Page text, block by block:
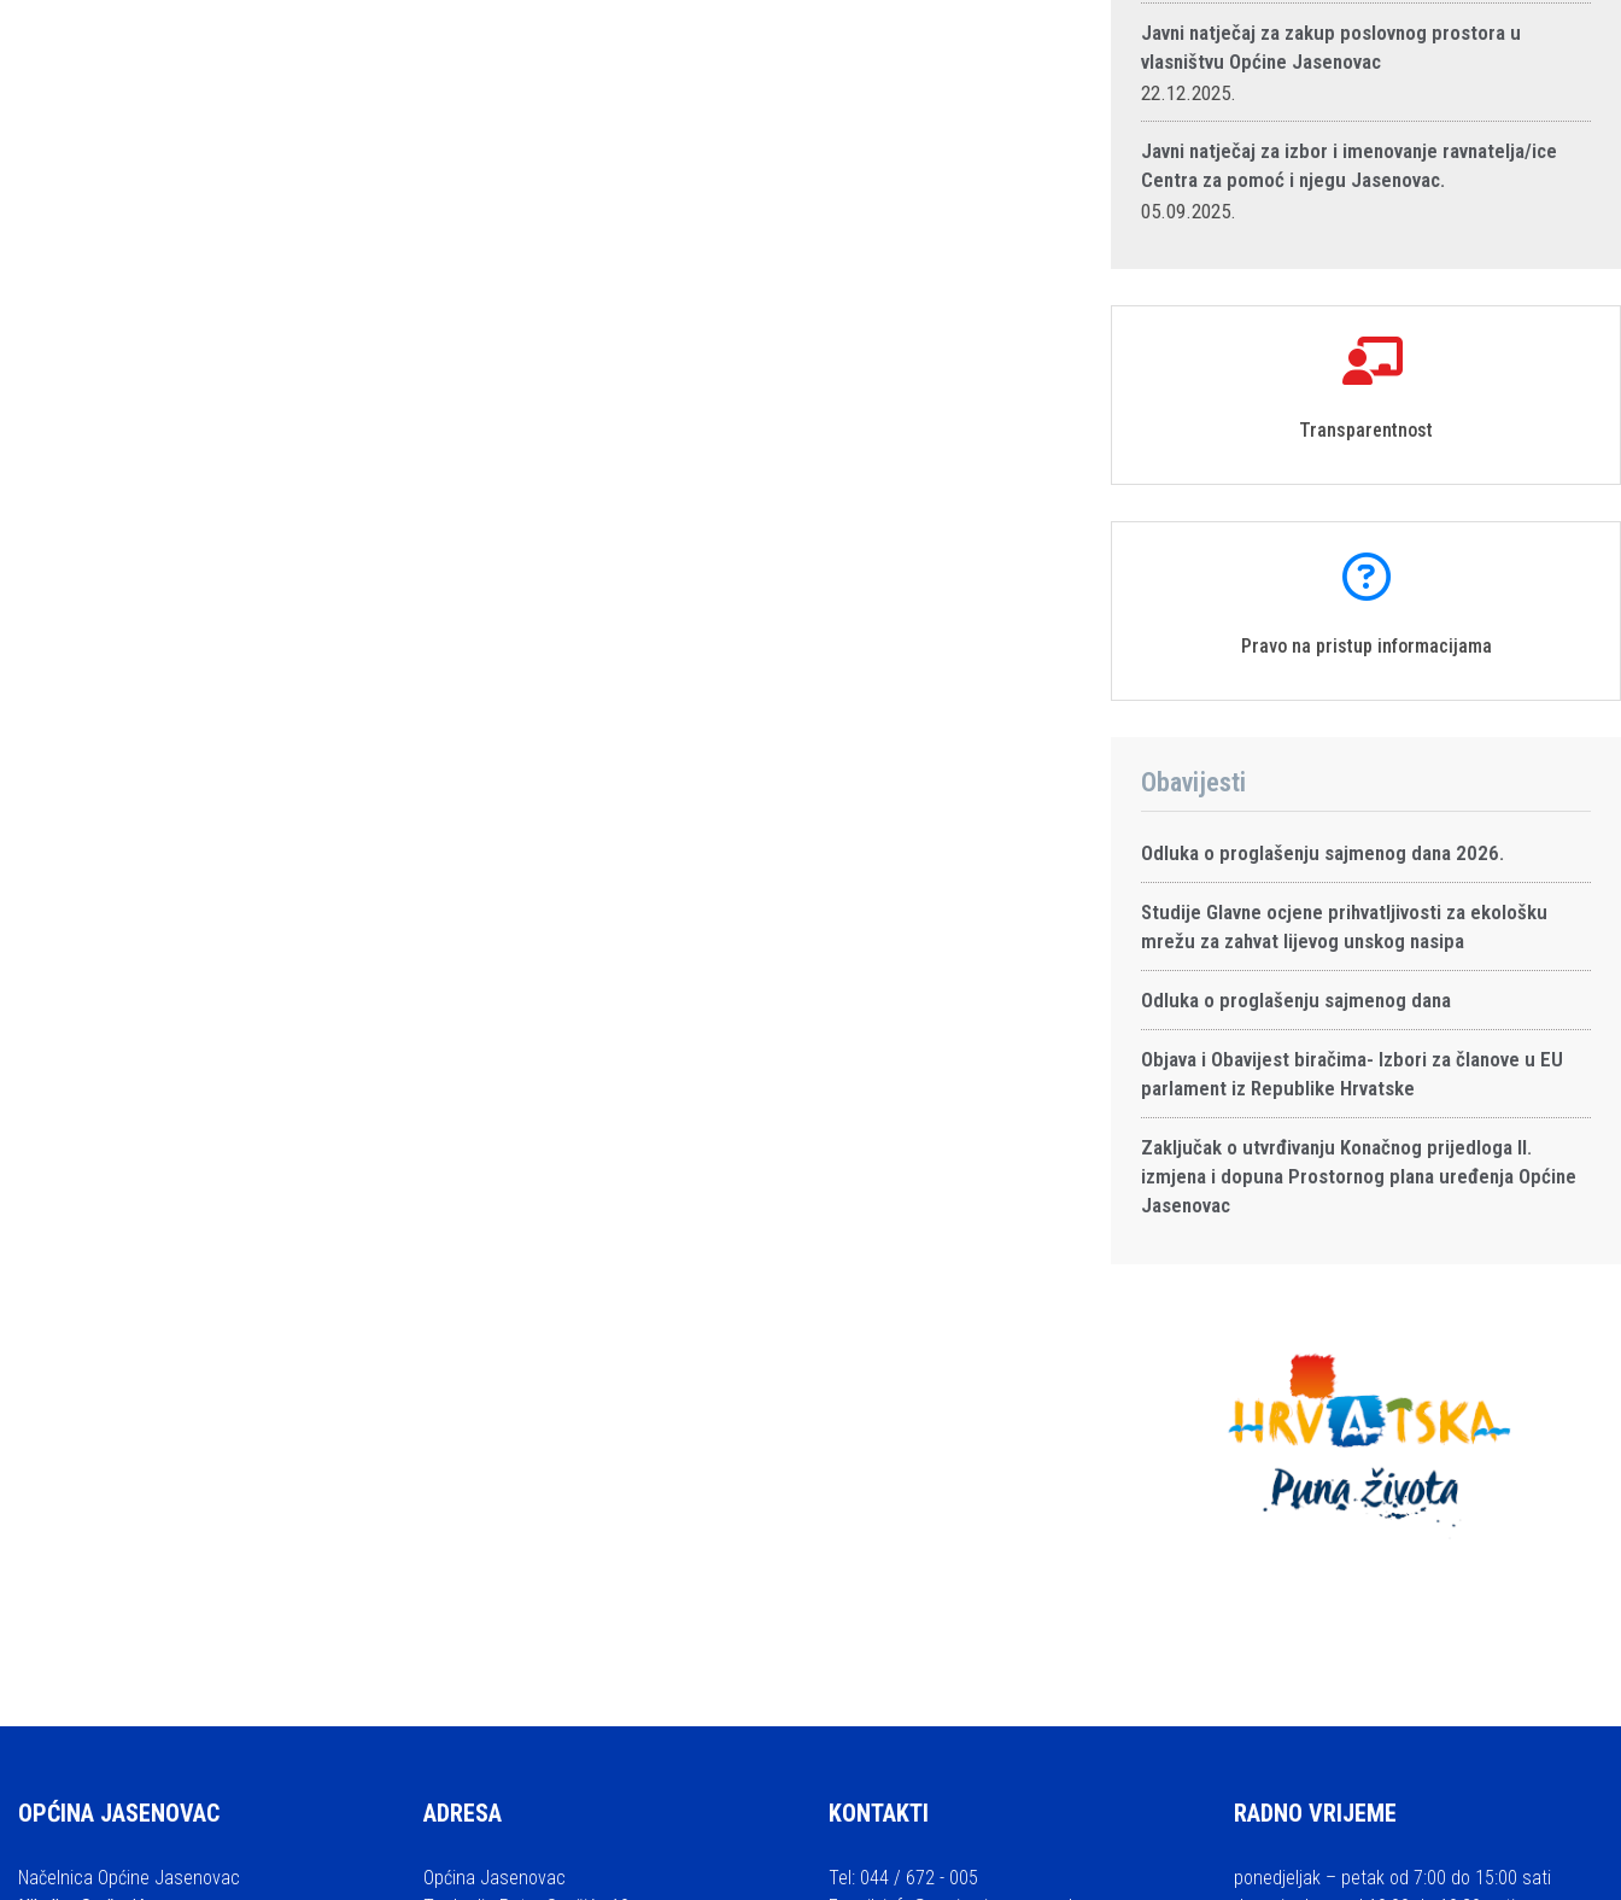
Javni natječaj za zakup poslovnog prostora u
vlasništvu Općine Jasenovac
22.12.2025.
Javni natječaj za izbor i imenovanje ravnatelja/ice
Centra za pomoć i njegu Jasenovac.
05.09.2025.
Transparentnost
Pravo na pristup informacijama
Obavijesti
Odluka o proglašenju sajmenog dana 2026.
Studije Glavne ocjene prihvatljivosti za ekološku
mrežu za zahvat lijevog unskog nasipa
Odluka o proglašenju sajmenog dana
Objava i Obavijest biračima- Izbori za članove u EU
parlament iz Republike Hrvatske
Zaključak o utvrđivanju Konačnog prijedloga II.
izmjena i dopuna Prostornog plana uređenja Općine
Jasenovac
OPĆINA JASENOVAC
Načelnica Općine Jasenovac
ADRESA
Općina Jasenovac
KONTAKTI
Tel: 044 / 672 - 005
RADNO VRIJEME
ponedjeljak – petak od 7:00 do 15:00 sati